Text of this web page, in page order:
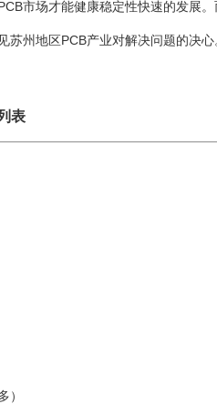
市场才能健康稳定性快速的发展
苏州地区PCB产业对解决问题的决心
表
）